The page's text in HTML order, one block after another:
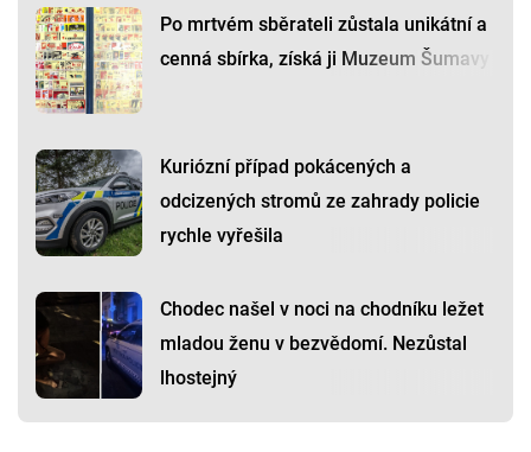
Po mrtvém sběrateli zůstala unikátní a
cenná sbírka, získá ji Muzeum Šumavy
Kuriózní případ pokácených a
odcizených stromů ze zahrady policie
rychle vyřešila
Chodec našel v noci na chodníku ležet
mladou ženu v bezvědomí. Nezůstal
lhostejný